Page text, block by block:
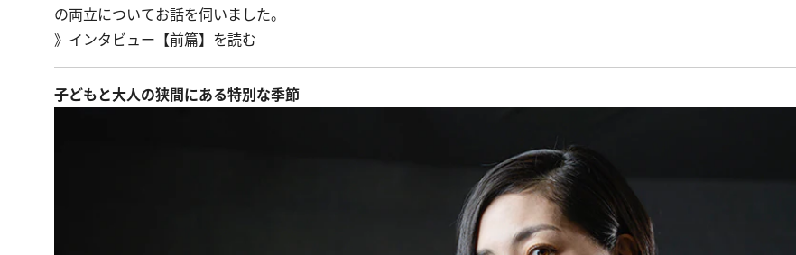
の両立についてお話を伺いました。
》 インタビュー【前篇】を読む
子どもと大人の狭間にある特別な季節